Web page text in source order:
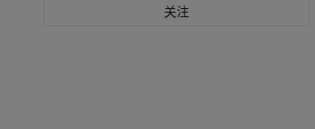
关注